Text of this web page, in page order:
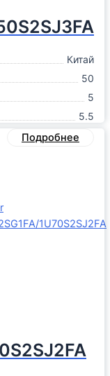
Китай
50
5
5.5
Подробнее